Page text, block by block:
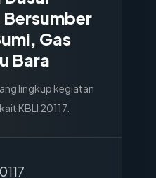
Bersumber
Gas
Bara
lingkup kegiatan
KBLI 20117